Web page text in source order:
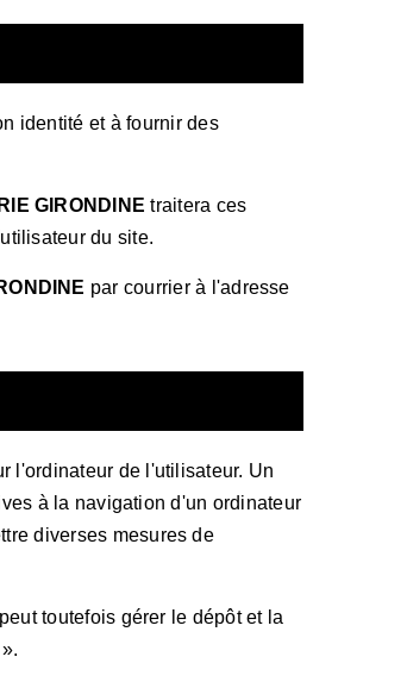
identité et à fournir des
GIRONDINE traitera ces
du site.
par courrier à l'adresse
l'ordinateur de l'utilisateur. Un
à la navigation d'un ordinateur
diverses mesures de
toutefois gérer le dépôt et la